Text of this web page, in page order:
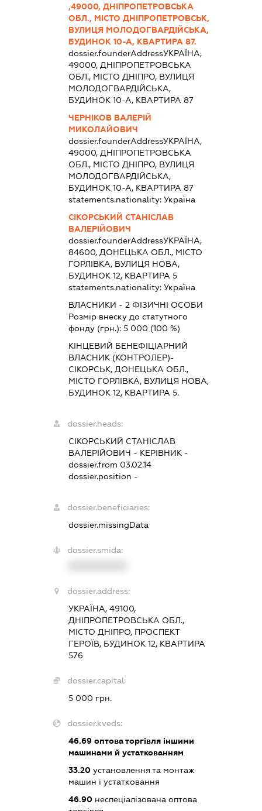
,49000, ДНІПРОПЕТРОВСЬКА
ОБЛ., МІСТО ДНІПРОПЕТРОВСЬК,
ВУЛИЦЯ МОЛОДОГВАРДІЙСЬКА,
БУДИНОК 10-А, КВАРТИРА 87.
dossier.founderAddressУКРАЇНА,
49000, ДНІПРОПЕТРОВСЬКА
ОБЛ., МІСТО ДНІПРО, ВУЛИЦЯ
МОЛОДОГВАРДІЙСЬКА,
БУДИНОК 10-А, КВАРТИРА 87
ЧЕРНІКОВ ВАЛЕРІЙ
МИКОЛАЙОВИЧ
dossier.founderAddressУКРАЇНА,
49000, ДНІПРОПЕТРОВСЬКА
ОБЛ., МІСТО ДНІПРО, ВУЛИЦЯ
МОЛОДОГВАРДІЙСЬКА,
БУДИНОК 10-А, КВАРТИРА 87
statements.nationality: Україна
СІКОРСЬКИЙ СТАНІСЛАВ
ВАЛЕРІЙОВИЧ
dossier.founderAddressУКРАЇНА,
84600, ДОНЕЦЬКА ОБЛ., МІСТО
ГОРЛІВКА, ВУЛИЦЯ НОВА,
БУДИНОК 12, КВАРТИРА 5
statements.nationality: Україна
ВЛАСНИКИ - 2 ФІЗИЧНІ ОСОБИ
Розмір внеску до статутного
фонду (грн.): 5 000 (100 %)
КІНЦЕВИЙ БЕНЕФІЦІАРНИЙ
ВЛАСНИК (КОНТРОЛЕР)-
СІКОРСЬК, ДОНЕЦЬКА ОБЛ.,
МІСТО ГОРЛІВКА, ВУЛИЦЯ НОВА,
БУДИНОК 12, КВАРТИРА 5.
dossier.heads:
СІКОРСЬКИЙ СТАНІСЛАВ
ВАЛЕРІЙОВИЧ - КЕРІВНИК -
dossier.from 03.02.14
dossier.position -
dossier.beneficiaries:
dossier.missingData
dossier.smida:
dossier.address:
УКРАЇНА, 49100,
ДНІПРОПЕТРОВСЬКА ОБЛ.,
МІСТО ДНІПРО, ПРОСПЕКТ
ГЕРОЇВ, БУДИНОК 12, КВАРТИРА
576
dossier.capital:
5 000 грн.
dossier.kveds:
46.69оптова торгівля іншими
машинами й устаткованням
33.20установлення та монтаж
машин і устатковання
46.90неспеціалізована оптова